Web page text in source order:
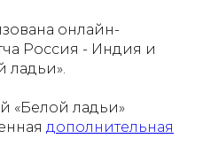
онлайн-
Россия - Индия и
ладьи».
«Белой ладьи»
дополнительная